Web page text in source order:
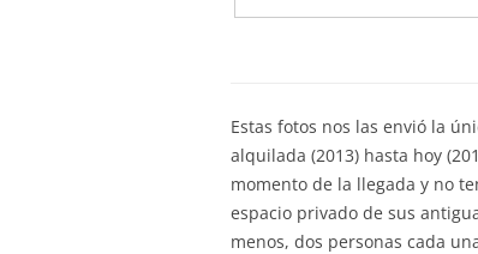
Estas fotos nos las envió la
alquilada (2013) hasta hoy
momento de la llegada y no
espacio privado de sus
menos, dos personas cada